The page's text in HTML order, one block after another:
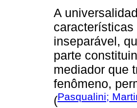
A
inseparável,
parte
mediador que
fenômeno,
(Pasqualini;